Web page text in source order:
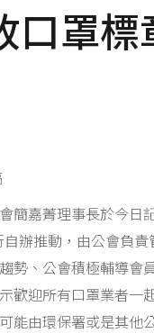
口罩
簡嘉菁理事長於今日
辦推動，由公會負
勢、公會積極輔導會
歡迎所有口罩業者一
能由環保署或是其他